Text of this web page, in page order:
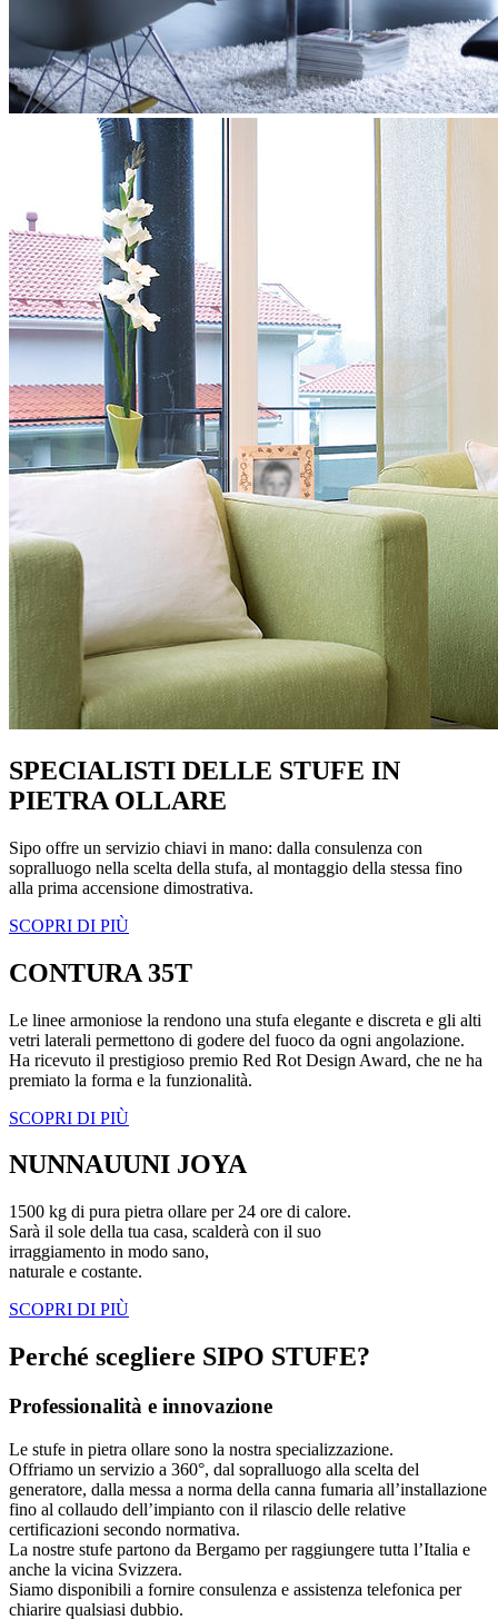
SPECIALISTI DELLE STUFE IN
PIETRA OLLARE
Sipo offre un servizio chiavi in mano: dalla consulenza con
sopralluogo nella scelta della stufa, al montaggio della stessa fino
alla prima accensione dimostrativa.
SCOPRI DI PIÙ
CONTURA 35T
Le linee armoniose la rendono una stufa elegante e discreta e gli alti
vetri laterali permettono di godere del fuoco da ogni angolazione.
Ha ricevuto il prestigioso premio Red Rot Design Award, che ne ha
premiato la forma e la funzionalità.
SCOPRI DI PIÙ
NUNNAUUNI JOYA
1500 kg di pura pietra ollare per 24 ore di calore.
Sarà il sole della tua casa, scalderà con il suo
irraggiamento in modo sano,
naturale e costante.
SCOPRI DI PIÙ
Perché scegliere SIPO STUFE?
Professionalità e innovazione
Le stufe in pietra ollare sono la nostra specializzazione.
Offriamo un servizio a 360°, dal sopralluogo alla scelta del
generatore, dalla messa a norma della canna fumaria all’installazione
fino al collaudo dell’impianto con il rilascio delle relative
certificazioni secondo normativa.
La nostre stufe partono da Bergamo per raggiungere tutta l’Italia e
anche la vicina Svizzera.
Siamo disponibili a fornire consulenza e assistenza telefonica per
chiarire qualsiasi dubbio.